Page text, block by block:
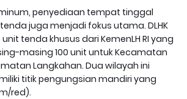
penyediaan tempat tinggal
juga menjadi fokus utama. DLHK
tenda khusus dari KemenLH RI yang
masing 100 unit untuk Kecamatan
Langkahan. Dua wilayah ini
titik pengungsian mandiri yang
red).